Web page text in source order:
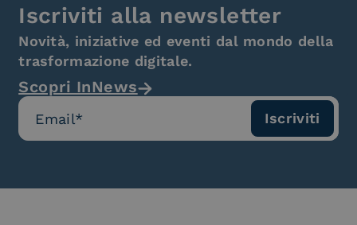
Iscriviti alla newsletter
Novità, iniziative ed eventi dal mondo della
trasformazione digitale.
Scopri InNews